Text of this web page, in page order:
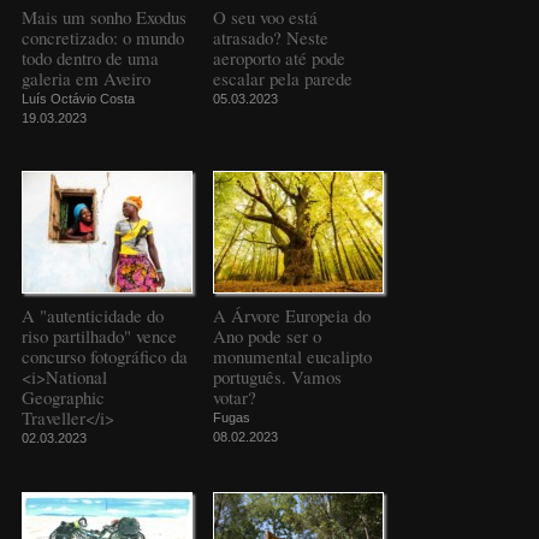
Mais um sonho Exodus
concretizado: o mundo
todo dentro de uma
galeria em Aveiro
Luís Octávio Costa
19.03.2023
O seu voo está
atrasado? Neste
aeroporto até pode
escalar pela parede
05.03.2023
A "autenticidade do
riso partilhado" vence
concurso fotográfico da
<i>National
Geographic
Traveller</i>
02.03.2023
A Árvore Europeia do
Ano pode ser o
monumental eucalipto
português. Vamos
votar?
Fugas
08.02.2023